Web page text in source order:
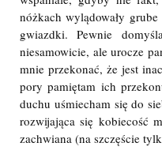
nóżkach wylądowały
gwiazdki. Pewnie
niesamowicie, ale urocze
mnie przekonać, że jest
pory pamiętam ich
duchu uśmiecham się do
rozwijająca się kobiecość
zachwiana (na szczęście